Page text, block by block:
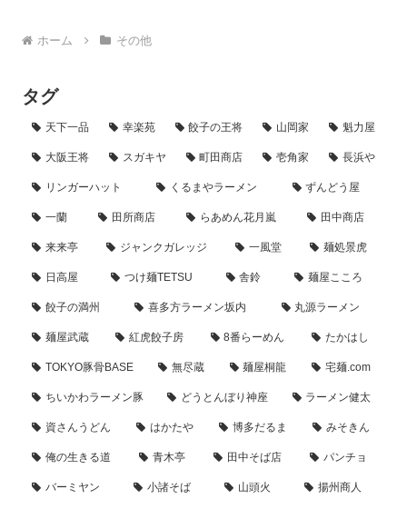
ホーム その他
タグ
天下一品 幸楽苑 餃子の王将 山岡家 魁力屋
大阪王将 スガキヤ 町田商店 壱角家 長浜や
リンガーハット くるまやラーメン ずんどう屋
一蘭 田所商店 らあめん花月嵐 田中商店
来来亭 ジャンクガレッジ 一風堂 麺処景虎
日高屋 つけ麺TETSU 舎鈴 麺屋こころ
餃子の満州 喜多方ラーメン坂内 丸源ラーメン
麺屋武蔵 紅虎餃子房 8番らーめん たかはし
TOKYO豚骨BASE 無尽蔵 麺屋桐龍 宅麺.com
ちいかわラーメン豚 どうとんぼり神座 ラーメン健太
資さんうどん はかたや 博多だるま みそきん
俺の生きる道 青木亭 田中そば店 パンチョ
バーミヤン 小諸そば 山頭火 揚州商人